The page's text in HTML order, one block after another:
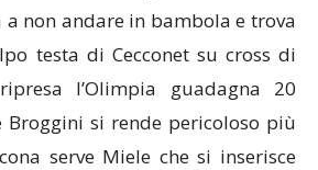
testa di Cecconet su cross di
l’Olimpia guadagna 20
si rende pericoloso più
serve Miele che si inserisce
Massara per il 2-1 finale.